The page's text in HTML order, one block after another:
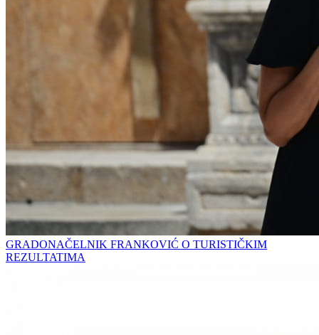
GRADONAČELNIK FRANKOVIĆ O TURISTIČKIM
REZULTATIMA